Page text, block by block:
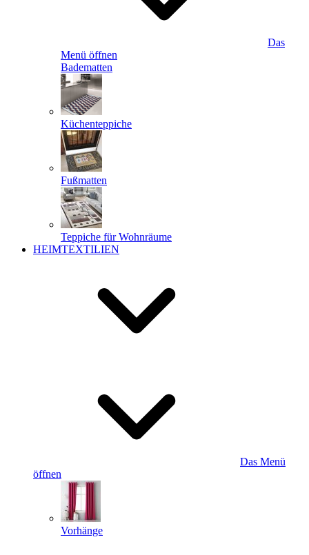
Das
Menü öffnen
Badematten
Küchenteppiche
Fußmatten
Teppiche für Wohnräume
HEIMTEXTILIEN
Das Menü
öffnen
Vorhänge